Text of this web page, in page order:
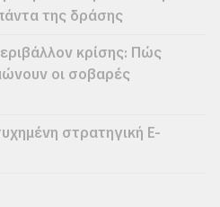
της δράσης
κρίσης: Πώς
οι σοβαρές
στρατηγική E-